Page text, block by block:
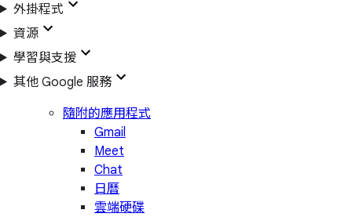
外掛程式
資源
學習與支援
其他 Google 服務
隨附的應用程式
Gmail
Meet
Chat
日曆
雲端硬碟